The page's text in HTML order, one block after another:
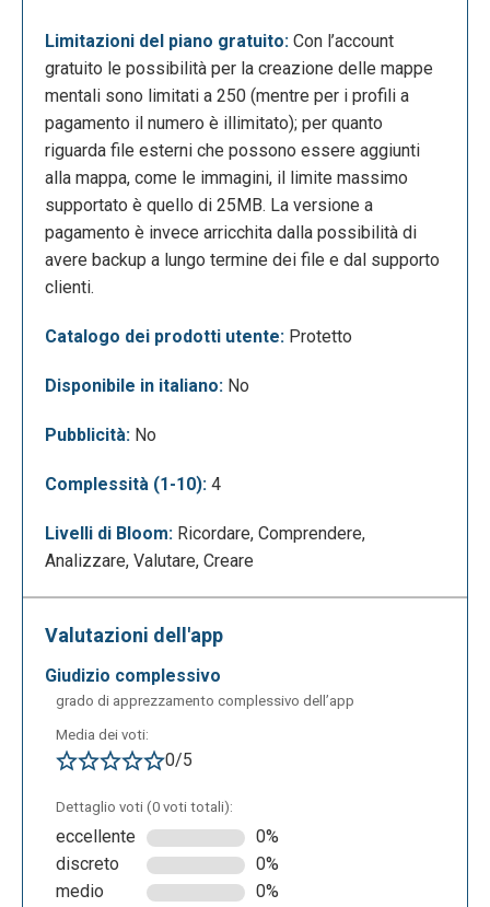
Accedendo, invece, alla propria sezione personale, il
sito ci mostrerà la pagina seguente, nella quale
potremo creare le nostre mappe mentali a partire da
una pagina vuota oppure seguendo dei template già
presenti.
template tra cui scegliere:
Limitazioni del piano gratuito: Con l’account
gratuito le possibilità per la creazione delle mappe
mentali sono limitati a 250 (mentre per i profili a
pagamento il numero è illimitato); per quanto
riguarda file esterni che possono essere aggiunti
alla mappa, come le immagini, il limite massimo
supportato è quello di 25MB. La versione a
pagamento è invece arricchita dalla possibilità di
avere backup a lungo termine dei file e dal supporto
clienti.
Catalogo dei prodotti utente: Protetto
Disponibile in italiano: No
Pubblicità: No
Complessità (1-10): 4
Livelli di Bloom: Ricordare, Comprendere,
Analizzare, Valutare, Creare
Valutazioni dell'app
giudizio complessivo
grado di apprezzamento complessivo dell’app
Media dei voti:
0/5
Dettaglio voti (0 voti totali):
eccellente
0%
discreto
0%
medio
0%